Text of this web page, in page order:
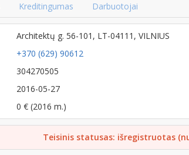
Kreditingumas Darbuotojai
Architektų g. 56-101, LT-04111, VILNIUS
+370 (629) 90612
304270505
2016-05-27
0 € (2016 m.)
Teisinis statusas: išregistruotas